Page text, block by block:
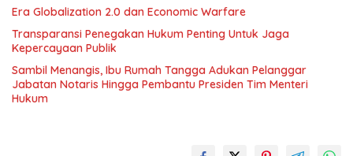
Era Globalization 2.0 dan Economic Warfare
Transparansi Penegakan Hukum Penting Untuk Jaga
Kepercayaan Publik
Sambil Menangis, Ibu Rumah Tangga Adukan Pelanggar
Jabatan Notaris Hingga Pembantu Presiden Tim Menteri
Hukum